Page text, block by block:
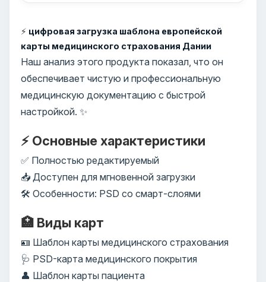
⚡ цифровая загрузка шаблона европейской
карты медицинского страхования Дании
Наш анализ этого продукта показал, что он
обеспечивает чистую и профессиональную
медицинскую документацию с быстрой
настройкой. ✨
⚡ Основные характеристики
✅ Полностью редактируемый
📥 Доступен для мгновенной загрузки
🛠️ Особенности: PSD со смарт-слоями
🏥 Виды карт
🪪 Шаблон карты медицинского страхования
🩺 PSD-карта медицинского покрытия
👤 Шаблон карты пациента